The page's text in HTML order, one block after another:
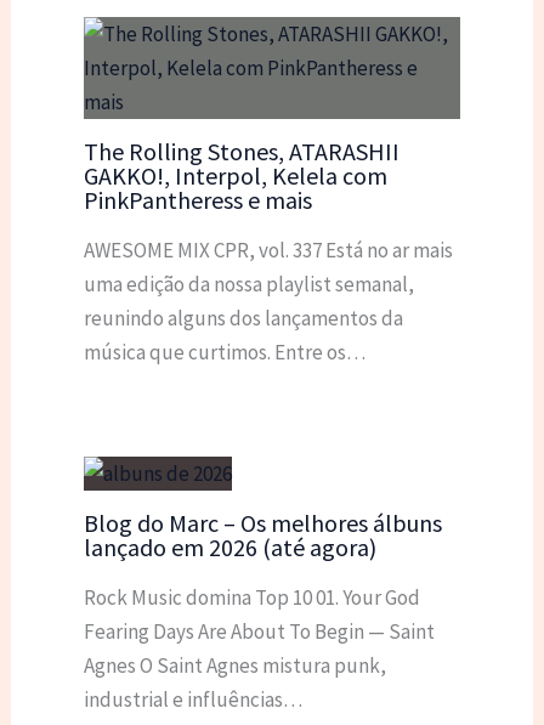
The Rolling Stones, ATARASHII
GAKKO!, Interpol, Kelela com
PinkPantheress e mais
AWESOME MIX CPR, vol. 337 Está no ar mais
uma edição da nossa playlist semanal,
reunindo alguns dos lançamentos da
música que curtimos. Entre os…
Blog do Marc – Os melhores álbuns
lançado em 2026 (até agora)
Rock Music domina Top 10 01. Your God
Fearing Days Are About To Begin — Saint
Agnes O Saint Agnes mistura punk,
industrial e influências…